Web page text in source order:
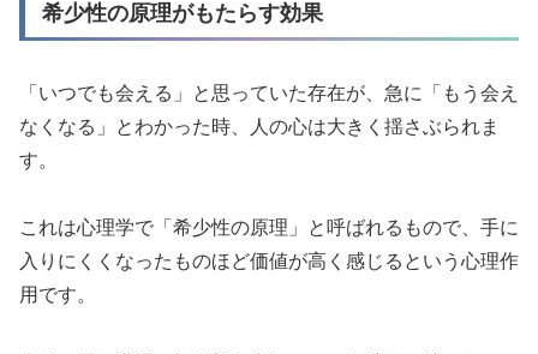
希少性の原理がもたらす効果
「いつでも会える」と思っていた存在が、急に「もう会え
なくなる」とわかった時、人の心は大きく揺さぶられま
す。
これは心理学で「希少性の原理」と呼ばれるもので、手に
入りにくくなったものほど価値が高く感じるという心理作
用です。